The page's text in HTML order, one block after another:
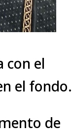
con el
el fondo.
de